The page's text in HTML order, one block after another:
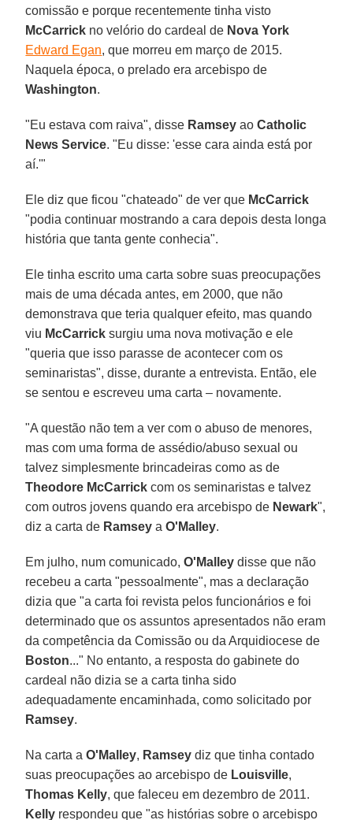
comissão e porque recentemente tinha visto
McCarrick no velório do cardeal de Nova York
Edward Egan, que morreu em março de 2015.
Naquela época, o prelado era arcebispo de
Washington.
"Eu estava com raiva", disse Ramsey aoCatholic
News Service. "Eu disse: 'esse cara ainda está por
aí.'"
Ele diz que ficou "chateado" de ver que McCarrick
"podia continuar mostrando a cara depois desta longa
história que tanta gente conhecia".
Ele tinha escrito uma carta sobre suas preocupações
mais de uma década antes, em 2000, que não
demonstrava que teria qualquer efeito, mas quando
viu McCarrick surgiu uma nova motivação e ele
"queria que isso parasse de acontecer com os
seminaristas", disse, durante a entrevista. Então, ele
se sentou e escreveu uma carta – novamente.
"A questão não tem a ver com o abuso de menores,
mas com uma forma de assédio/abuso sexual ou
talvez simplesmente brincadeiras como as de
Theodore McCarrick com os seminaristas e talvez
com outros jovens quando era arcebispo de Newark",
diz a carta de Ramsey aO'Malley.
Em julho, num comunicado,O'Malley disse que não
recebeu a carta "pessoalmente", mas a declaração
dizia que "a carta foi revista pelos funcionários e foi
determinado que os assuntos apresentados não eram
da competência da Comissão ou da Arquidiocese de
Boston..." No entanto, a resposta do gabinete do
cardeal não dizia se a carta tinha sido
adequadamente encaminhada, como solicitado por
Ramsey.
Na carta aO'Malley, Ramsey diz que tinha contado
suas preocupações ao arcebispo de Louisville,
Thomas Kelly, que faleceu em dezembro de 2011.
Kelly respondeu que "as histórias sobre o arcebispo